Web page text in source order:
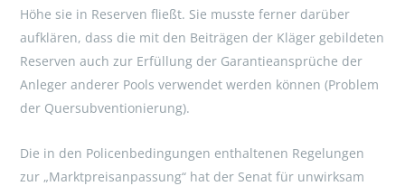
Höhe sie in Reserven fließt. Sie musste ferner darüber
aufklären, dass die mit den Beiträgen der Kläger gebildeten
Reserven auch zur Erfüllung der Garantieansprüche der
Anleger anderer Pools verwendet werden können (Problem
der Quersubventionierung).
Die in den Policenbedingungen enthaltenen Regelungen
zur „Marktpreisanpassung“ hat der Senat für unwirksam